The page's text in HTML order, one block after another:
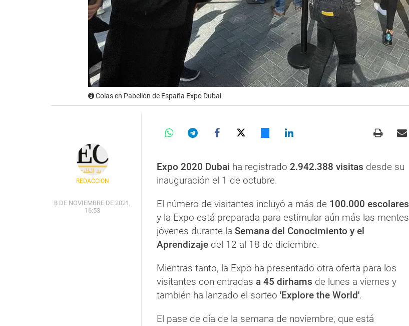
Colas en Pabellón de España Expo Dubai
REDACCIÓN
8 DE NOVIEMBRE DE 2021,
16:53
Expo 2020 Dubai ha registrado 2.942.388 visitas desde su
inauguración el 1 de octubre.
El número de visitantes incluyó a más de 100.000 escolares
y la Expo está preparada para estimular aún más las mentes
jóvenes durante la Semana del Conocimiento y el
Aprendizaje del 12 al 18 de diciembre.
Mientras tanto, la Expo ha presentado otra oferta para los
visitantes con entradas a 45 dirhams de lunes a viernes y
también ha lanzado el sorteo 'Explore the World'.
El pase de día de la semana de noviembre, que está